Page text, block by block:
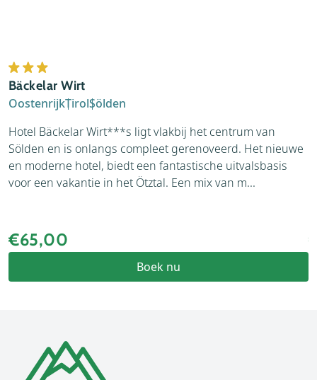
Bäckelar Wirt
OostenrijkTirolSölden
Hotel Bäckelar Wirt***s ligt vlakbij het centrum van
Sölden en is onlangs compleet gerenoveerd. Het nieuwe
en moderne hotel, biedt een fantastische uitvalsbasis
voor een vakantie in het Ötztal. Een mix van m...
€65,00
Boek nu